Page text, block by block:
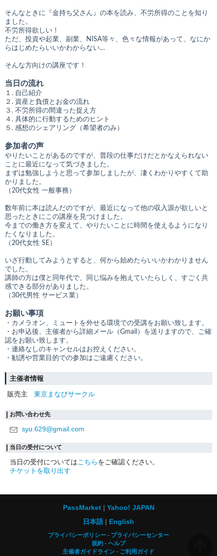
そんなときに『金持ち父さん』の本を読み、不労所得のことを知り
ました。
不労所得欲しい！
ただ、投資や起業、副業、NISA等々、色々な情報があって、なにか
らはじめたらいいかわからない…
そんな方向けの講座です！
当日の流れ
１. 自己紹介
２. 資産と負債とお金の流れ
３. 不労所得の間違った捉え方
４. 具体的に行動するためのヒント
５. 感想のシェアリング（希望者のみ）
参加者の声
やりたいことがあるのですが、普段の仕事だけだとかなえられない
ことに最近になって気づきました。
まずは勉強しようと思って参加しましたが、凄くわかりやすくて助
かりました。
（20代女性 一般事務）
数年前に本は読んだのですが、最近になって他の収入源が欲しいと
思ったときにこの講座を見つけました。
今までの働き方を変えて、やりたいことに時間を使えるようになり
たくなりました。
（20代女性 SE）
いざ行動してみようとすると、何から始めたらいいかわかりません
でした。
講師の方は僕と同年代で、同じ悩みを抱えていたらしく、すごく共
感できる部分がありました。
（30代男性 サービス業）
お願い事項
・カメラオン、ミュートを外せる環境での受講をお願い致します。
・お申込後、主催者から詳細メール（Gmail）を送りますので、ご確
認をお願い致します。
・連絡なしのキャンセルはお控えください。
・勧誘や営業目的での参加はご遠慮ください。
主催者情報
販売主
東京まなびサークル
お問い合わせ先
syu.629@gmail.com
当日の受付について
当日の受付についてはこちらをご確認ください。
チケットを取り出す
PassMarket
Yahoo! JAPAN
日本語
English
プライバシーポリシー
プライバシーセンター
規約
ヘルプ
主催者ガイドライン
ご利用ガイド